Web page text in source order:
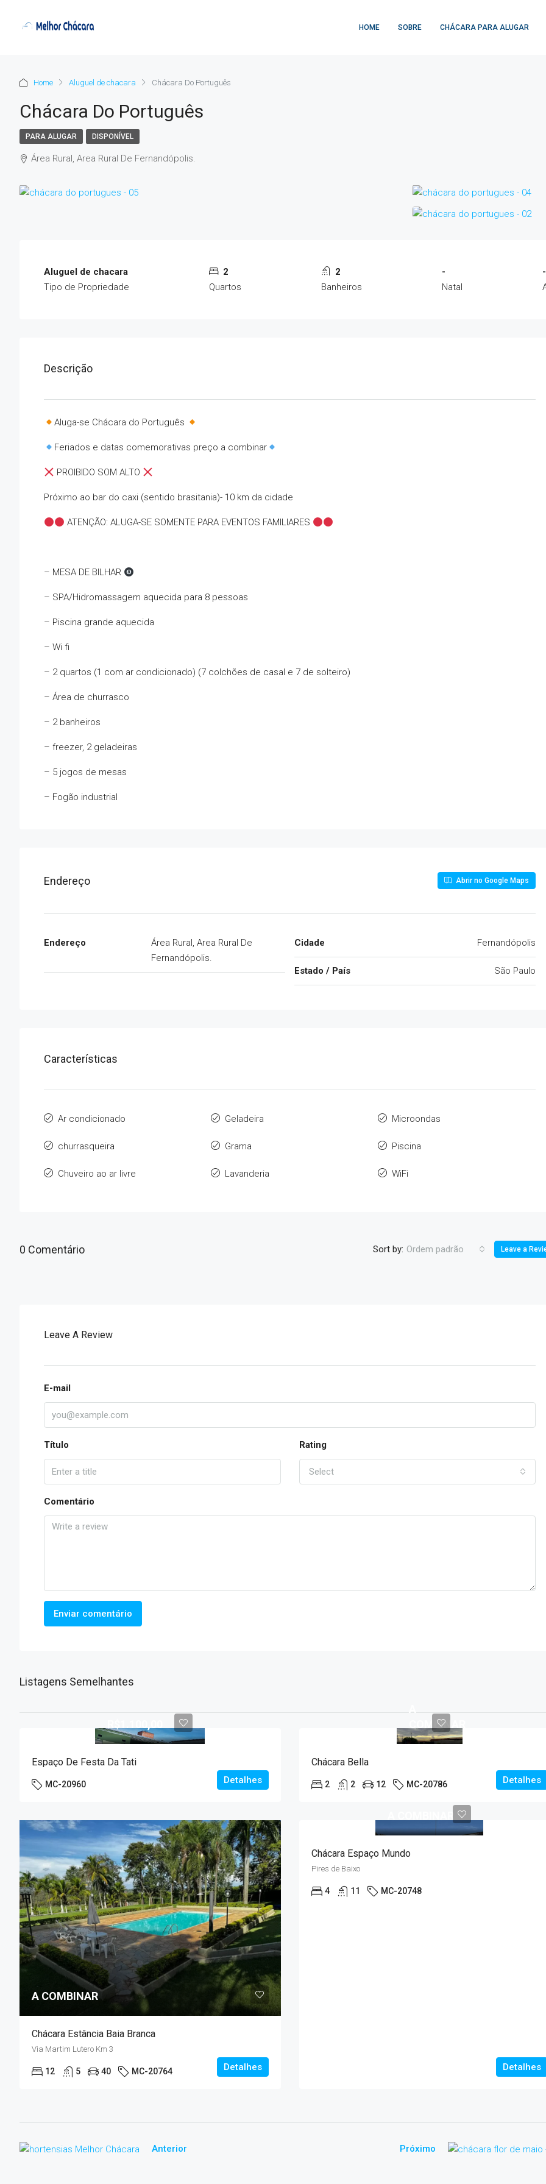
HOME SOBRE CHÁCARA PARA ALUGAR
Home Aluguel de chacara Chácara Do Português
Chácara Do Português
PARA ALUGAR DISPONÍVEL
Área Rural, Area Rural De Fernandópolis.
Aluguel de chacara
Tipo de Propriedade
2
Quartos
2
Banheiros
-
Natal
-
Descrição
Aluga-se Chácara do Português
Feriados e datas comemorativas preço a combinar
PROIBIDO SOM ALTO
Próximo ao bar do caxi (sentido brasitania)- 10 km da cidade
ATENÇÃO: ALUGA-SE SOMENTE PARA EVENTOS FAMILIARES
– MESA DE BILHAR
– SPA/Hidromassagem aquecida para 8 pessoas
– Piscina grande aquecida
– Wi fi
– 2 quartos (1 com ar condicionado) (7 colchões de casal e 7 de solteiro)
– Área de churrasco
– 2 banheiros
– freezer, 2 geladeiras
– 5 jogos de mesas
– Fogão industrial
Endereço Abrir no Google Maps
Endereço
Área Rural, Area Rural De
Fernandópolis.
Cidade Fernandópolis
Estado / País São Paulo
Características
Ar condicionado
churrasqueira
Chuveiro ao ar livre
Geladeira
Grama
Lavanderia
Microondas
Piscina
WiFi
0 Comentário Sort by: Ordem padrão Leave a
Leave A Review
E-mail
Título Rating
Select
Comentário
Enviar comentário
Listagens Semelhantes
Espaço De Festa Da Tati
MC-20960 Detalhes
COMBINAR
Chácara Bella
2 2 12 MC-20786 Detalhes
A COMBINAR
Chácara Estância Baia Branca
Via Martim Lutero Km 3
12 5 40 MC-20764 Detalhes
Chácara Espaço Mundo
Pires de Baixo
4 11 MC-20748
Detalhes
Anterior Próximo